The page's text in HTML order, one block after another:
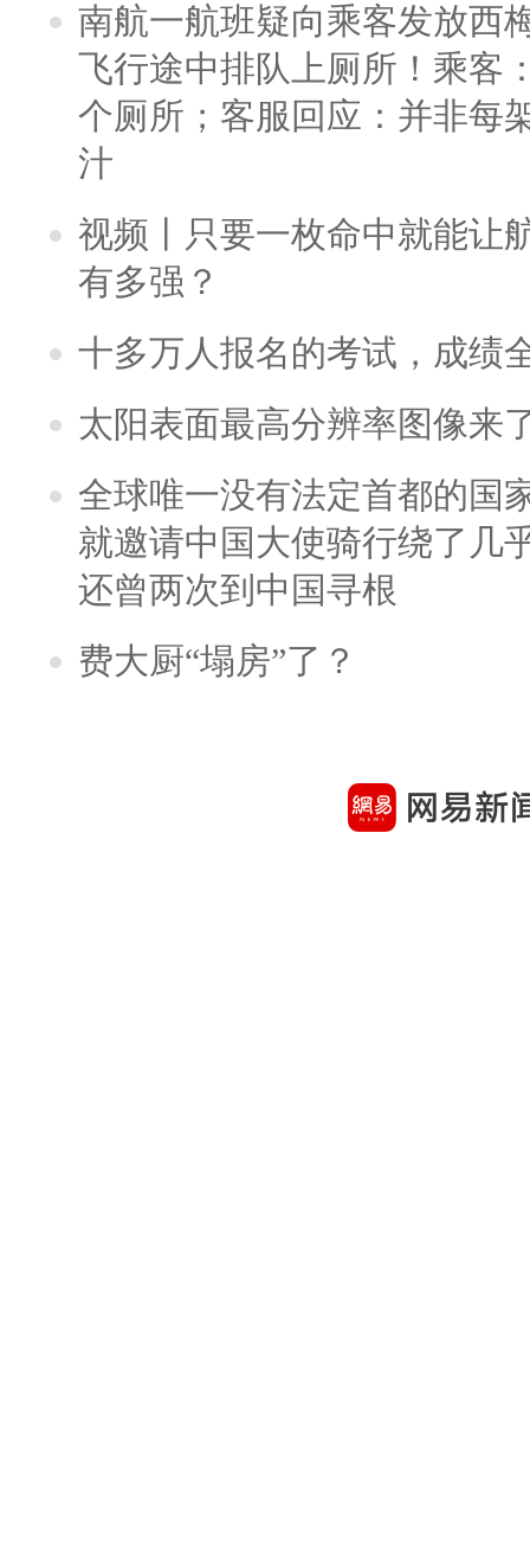
南航一航班疑向乘客发放西
飞行途中排队上厕所！乘客
个厕所；客服回应：并非每
汁
视频丨只要一枚命中就能让
有多强？
十多万人报名的考试，成绩
太阳表面最高分辨率图像来
全球唯一没有法定首都的国
就邀请中国大使骑行绕了几
还曾两次到中国寻根
费大厨“塌房”了？